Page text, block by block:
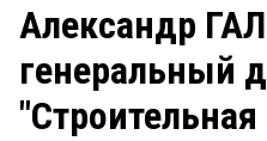
ЗАКОН
НОВОСТИ КОМПАНИЙ
Александр
генеральный